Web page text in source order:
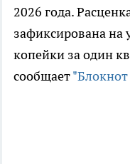
2026 года.
зафиксирована на
копейки за один
сообщает